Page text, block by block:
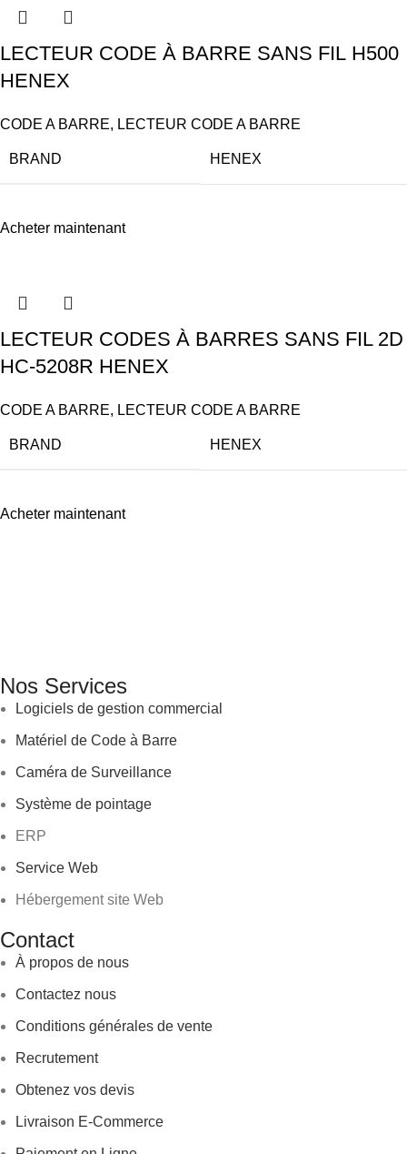
LECTEUR CODE À BARRE SANS FIL H500
HENEX
CODE A BARRE, LECTEUR CODE A BARRE
BRAND HENEX
Acheter maintenant
LECTEUR CODES À BARRES SANS FIL 2D
HC-5208R HENEX
CODE A BARRE, LECTEUR CODE A BARRE
BRAND HENEX
Acheter maintenant
Nos Services
Logiciels de gestion commercial
Matériel de Code à Barre
Caméra de Surveillance
Système de pointage
ERP
Service Web
Hébergement site Web
Contact
À propos de nous
Contactez nous
Conditions générales de vente
Recrutement
Obtenez vos devis
Livraison E-Commerce